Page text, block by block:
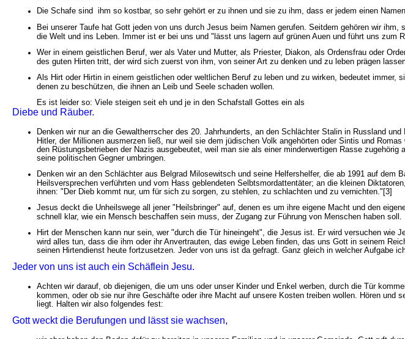
Die Schafe sind ihm so kostbar, so sehr gehört er zu ihnen und sie zu ihm, dass er jedem einen
Bei unserer Taufe hat Gott jeden von uns durch Jesus beim Namen gerufen. Seitdem gehören wir
die Welt und ins Leben. Immer ist er bei uns und "lässt uns lagern auf grünen Auen und führt uns zum
Wer in einem geistlichen Beruf, wer als Vater und Mutter, als Priester, Diakon, als Ordensfrau oder
des guten Hirten tritt, der wird sich zuerst von ihm, von seiner Art zu denken und zu leben prägen
Als Hirt oder Hirtin in einem geistlichen oder weltlichen Beruf zu leben und zu wirken, bedeutet
denen zu beschützen, die ihnen an Leib und Seele schaden wollen.
Es ist leider so: Viele steigen seit eh und je in den Schafstall Gottes ein als
Diebe und Räuber.
Denken wir nur an die Gewaltherrscher des 20. Jahrhunderts, an den Schlächter Stalin in Russland
Hitler, der Millionen ausmerzen ließ, nur weil sie dem jüdischen Volk angehörten oder Sintis und
den Rüstungsbetrieben der Nazis ausgebeutet, weil man sie als einer minderwertigen Rasse
seine politischen Gegner umbringen.
Denken wir an den Schlächter aus Belgrad Milosewitsch und seine Helfershelfer, die ab 1991 auf
Heilsversprechen verführten und vom Hass geblendeten Selbtsmordattentäter; an die kleinen
ihnen: "Der Dieb kommt nur, um für sich zu sorgen, zu stehlen, zu schlachten und zu vernichten."[3]
Jesus deckt die Unheilswege all jener "Heilsbringer" auf, denen es um ihre eigene Macht und den
schnell klar, wie ein Mensch beschaffen sein muss, der Zugang zur Führung von Menschen haben soll.
Hirt der Menschen kann nur sein, wer "durch die Tür hineingeht", die Jesus ist. Er wird versuchen
wird alles tun, dass die ihm oder ihr Anvertrauten, das ewige Leben finden, das uns Gott in seinem
seinen Hirtendienst heute fortzusetzen. Jeder von uns ist da gefragt. Ganz gleich in welcher Aufgabe
Jeder von uns ist auch ein Schäflein Jesu.
Achten wir darauf, ob diejenigen, die um uns oder unser Kinder und Enkel werben, durch die Tür
kommen, oder ob sie nur ihre Geschäfte oder ihre Macht auf unsere Kosten treiben wollen. Hören
liegt. Halten wir also folgendes fest:
Gott weckt die Berufungen und lässt sie wachsen,